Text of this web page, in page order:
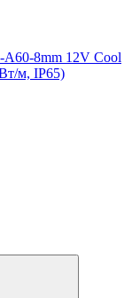
A60-8mm 12V Cool
м, IP65)